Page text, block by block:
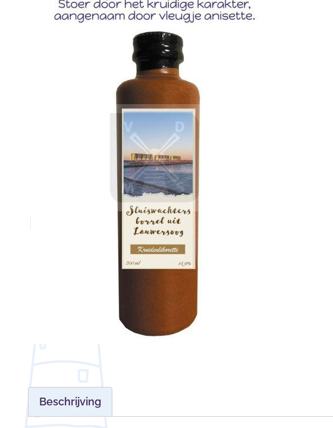
Beschrijving